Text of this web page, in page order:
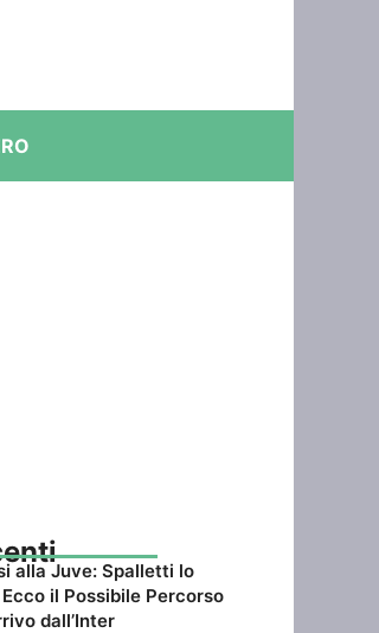
alla Juve: Spalletti lo
il Possibile Percorso
dall’Inter